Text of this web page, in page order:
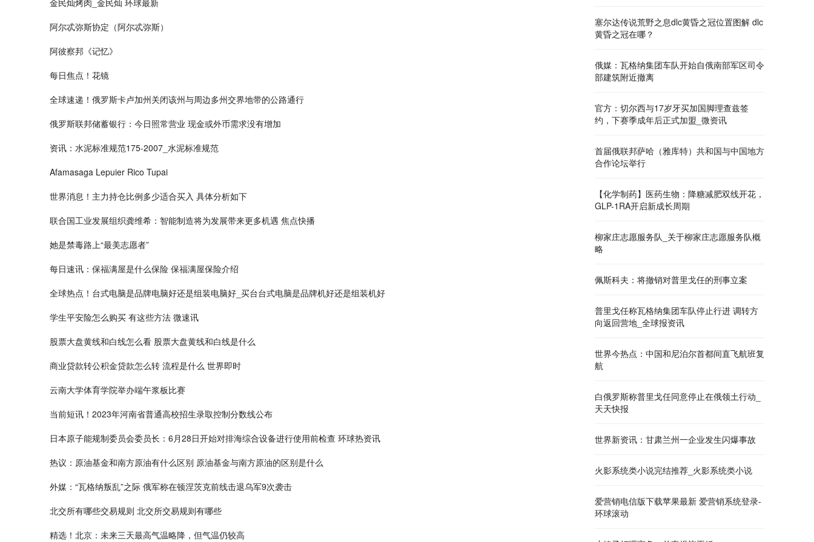
阿尔忒弥斯协定（阿尔忒弥斯）
阿彼察邦《记忆》
每日焦点！花镜
全球速递！俄罗斯卡卢加州关闭该州与周边多州交界地带的公路通行
俄罗斯联邦储蓄银行：今日照常营业 现金或外币需求没有增加
资讯：水泥标准规范175-2007_水泥标准规范
Afamasaga Lepuier Rico Tupai
世界消息！主力持仓比例多少适合买入 具体分析如下
联合国工业发展组织龚维希：智能制造将为发展带来更多机遇 焦点快播
她是禁毒路上“最美志愿者”
每日速讯：保福满屋是什么保险 保福满屋保险介绍
全球热点！台式电脑是品牌电脑好还是组装电脑好_买台台式电脑是品牌机好还是组装机好
学生平安险怎么购买 有这些方法 微速讯
股票大盘黄线和白线怎么看 股票大盘黄线和白线是什么
商业贷款转公积金贷款怎么转 流程是什么 世界即时
云南大学体育学院举办端午浆板比赛
当前短讯！2023年河南省普通高校招生录取控制分数线公布
日本原子能规制委员会委员长：6月28日开始对排海综合设备进行使用前检查 环球热资讯
热议：原油基金和南方原油有什么区别 原油基金与南方原油的区别是什么
外媒：“瓦格纳叛乱”之际 俄军称在顿涅茨克前线击退乌军9次袭击
北交所有哪些交易规则 北交所交易规则有哪些
精选！北京：未来三天最高气温略降，但气温仍较高
塞尔达传说荒野之息dlc黄昏之冠位置图解 dlc
黄昏之冠在哪？
俄媒：瓦格纳集团车队开始自俄南部军区司令
部建筑附近撤离
官方：切尔西与17岁牙买加国脚理查兹签
约，下赛季成年后正式加盟_微资讯
首届俄联邦萨哈（雅库特）共和国与中国地方
合作论坛举行
【化学制药】医药生物：降糖减肥双线开花，
GLP-1RA开启新成长周期
柳家庄志愿服务队_关于柳家庄志愿服务队概
略
佩斯科夫：将撤销对普里戈任的刑事立案
普里戈任称瓦格纳集团车队停止行进 调转方
向返回营地_全球报资讯
世界今热点：中国和尼泊尔首都间直飞航班复
航
白俄罗斯称普里戈任同意停止在俄领土行动_
天天快报
世界新资讯：甘肃兰州一企业发生闪爆事故
火影系统类小说完结推荐_火影系统类小说
爱营销电信版下载苹果最新 爱营销系统登录-
环球滚动